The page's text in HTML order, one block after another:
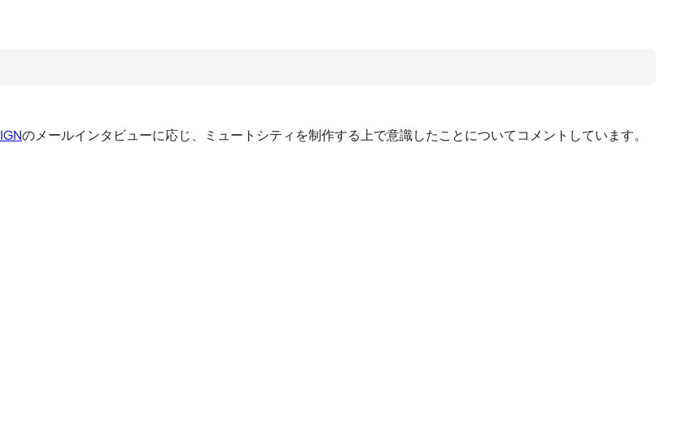
IGNのメールインタビューに応じ、ミュートシティを制作する上で意識したことについてコメントしています。